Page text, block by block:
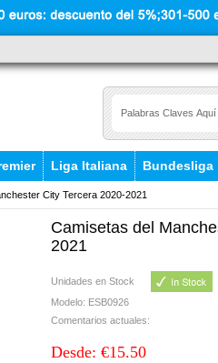
Liga Italiana Bundesliga
City Tercera 2020-2021
Camisetas del
2021
Unidades en Stock
Modelo: ESB0926
Comentarios actuales:
Desde: €15.50